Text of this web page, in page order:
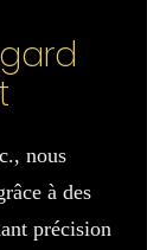
nous
à des
précision